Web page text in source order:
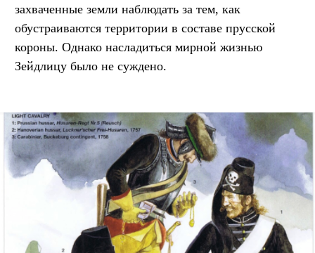
захваченные земли наблюдать за тем, как
обустраиваются территории в составе прусской
короны. Однако насладиться мирной жизнью
Зейдлицу было не суждено.